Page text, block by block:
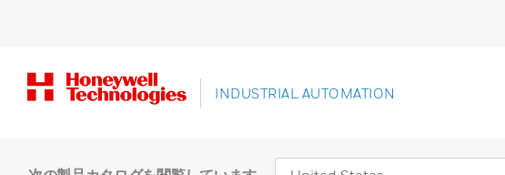
INDUSTRIAL AUTOMATION